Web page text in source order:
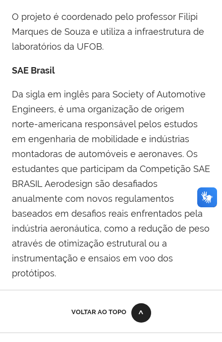
O projeto é coordenado pelo professor Filipi
Marques de Souza e utiliza a infraestrutura de
laboratórios da UFOB.
SAE Brasil
Da sigla em inglês para Society of Automotive
Engineers, é uma organização de origem
norte-americana responsável pelos estudos
em engenharia de mobilidade e indústrias
montadoras de automóveis e aeronaves. Os
estudantes que participam da Competição SAE
BRASIL Aerodesign são desafiados
anualmente com novos regulamentos
baseados em desafios reais enfrentados pela
indústria aeronáutica, como a redução de peso
através de otimização estrutural ou a
instrumentação e ensaios em voo dos
protótipos.
VOLTAR AO TOPO